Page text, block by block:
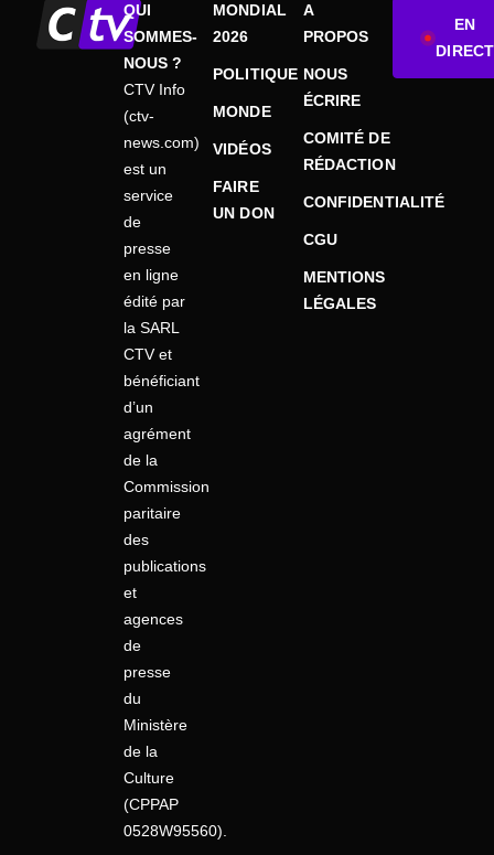
QUI
SOMMES-
NOUS ?
CTV Info
(ctv-
news.com)
est un
service
de
presse
en ligne
édité par
la SARL
CTV et
bénéficiant
d’un
agrément
de la
Commission
paritaire
des
publications
et
agences
de
presse
du
Ministère
de la
Culture
(CPPAP
0528W95560).
MONDIAL
2026
POLITIQUE
MONDE
VIDÉOS
FAIRE
UN DON
A
PROPOS
NOUS
ÉCRIRE
COMITÉ DE
RÉDACTION
CONFIDENTIALITÉ
CGU
MENTIONS
LÉGALES
EN
DIRECT